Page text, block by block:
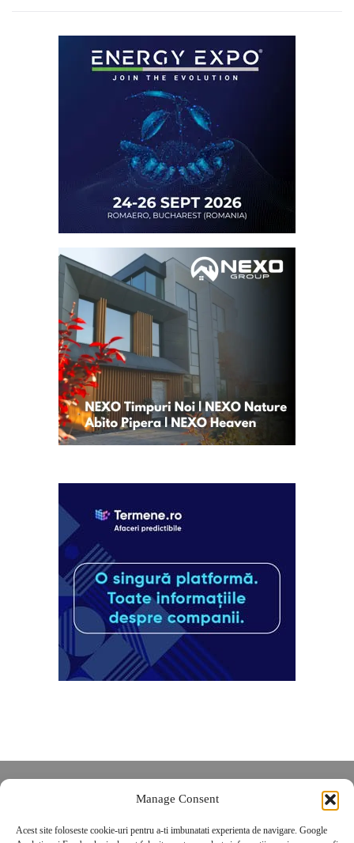
Manage Consent
Acest site foloseste cookie-uri pentru a-ti imbunatati experienta de navigare. Google
POLITICĂ DE CONFIDENȚIALITATE